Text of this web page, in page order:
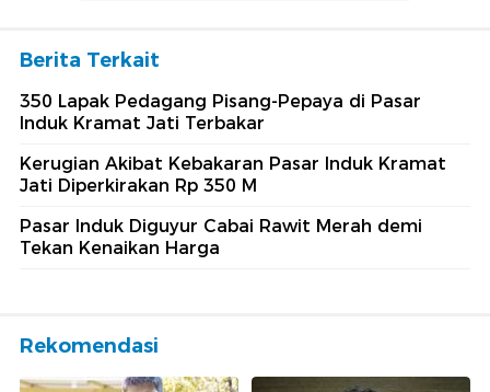
Berita Terkait
350 Lapak Pedagang Pisang-Pepaya di Pasar
Induk Kramat Jati Terbakar
Kerugian Akibat Kebakaran Pasar Induk Kramat
Jati Diperkirakan Rp 350 M
Pasar Induk Diguyur Cabai Rawit Merah demi
Tekan Kenaikan Harga
Rekomendasi